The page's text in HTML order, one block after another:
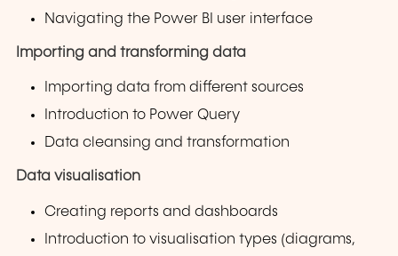
Navigating the Power BI user interface
Importing and transforming data
Importing data from different sources
Introduction to Power Query
Data cleansing and transformation
Data visualisation
Creating reports and dashboards
Introduction to visualisation types (diagrams,